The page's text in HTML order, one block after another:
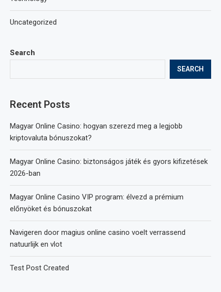
Search
SEARCH
Recent Posts
Magyar Online Casino: hogyan szerezd meg a legjobb
kriptovaluta bónuszokat?
Magyar Online Casino: biztonságos játék és gyors kifizetések
2026-ban
Magyar Online Casino VIP program: élvezd a prémium
előnyöket és bónuszokat
Navigeren door magius online casino voelt verrassend
natuurlijk en vlot
Test Post Created
Uncategorized